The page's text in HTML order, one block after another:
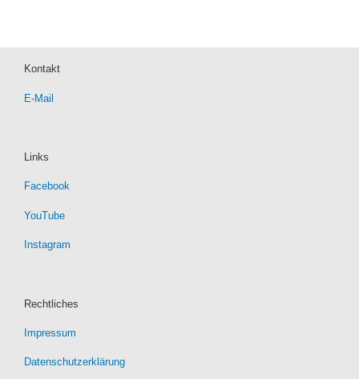
Kontakt
E-Mail
Links
Facebook
YouTube
Instagram
Rechtliches
Impressum
Datenschutzerklärung